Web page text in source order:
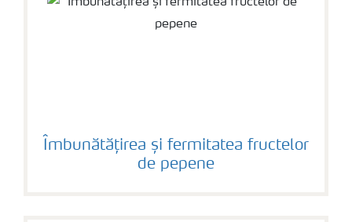
Îmbunătățirea și fermitatea fructelor
de pepene